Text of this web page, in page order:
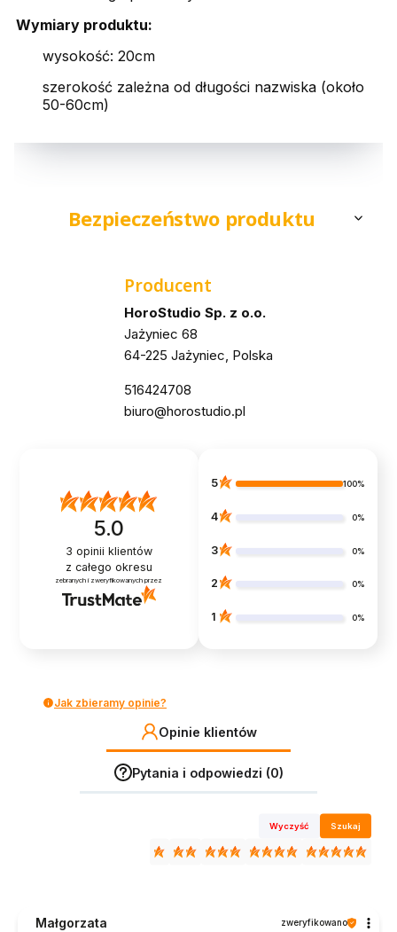
Wymiary produktu:
wysokość: 20cm
szerokość zależna od długości nazwiska (około
50-60cm)
Bezpieczeństwo produktu
Producent
HoroStudio Sp. z o.o.
Jażyniec 68
64-225 Jażyniec, Polska
516424708
biuro@horostudio.pl
5.0
3 opinii klientów
z całego okresu
zebranych i zweryfikowanych przez
5 100%
4 0%
3 0%
2 0%
1 0%
Jak zbieramy opinie?
Opinie klientów
Pytania i odpowiedzi (0)
Wyczyść Szukaj
Małgorzata zweryfikowano